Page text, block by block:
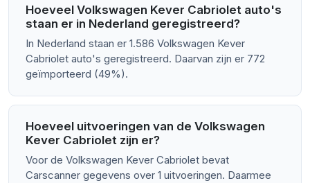
Hoeveel Volkswagen Kever Cabriolet auto's
staan er in Nederland geregistreerd?
In Nederland staan er 1.586 Volkswagen Kever
Cabriolet auto's geregistreerd. Daarvan zijn er 772
geïmporteerd (49%).
Hoeveel uitvoeringen van de Volkswagen
Kever Cabriolet zijn er?
Voor de Volkswagen Kever Cabriolet bevat
Carscanner gegevens over 1 uitvoeringen. Daarmee